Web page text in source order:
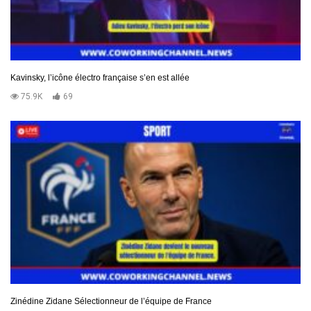
Kavinsky, l’icône électro française s’en est allée
75.9K
69
Zinédine Zidane Sélectionneur de l’équipe de France